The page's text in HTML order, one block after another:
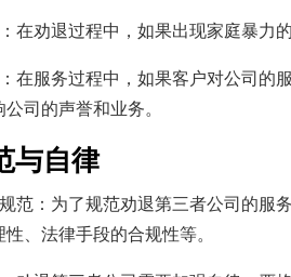
在劝退过程中，如果出现家庭暴力
在服务过程中，如果客户对公司的
司的声誉和业务。
与自律
范：为了规范劝退第三者公司的服
、法律手段的合规性等。